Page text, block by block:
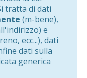
tratta di dati
(m-bene),
e
ecc...), dati
dati sulla
generica